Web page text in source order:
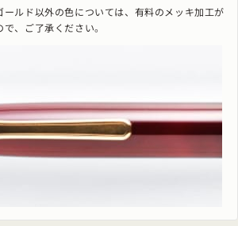
ールド以外の色については、有料のメッキ加工が
、ご了承ください。